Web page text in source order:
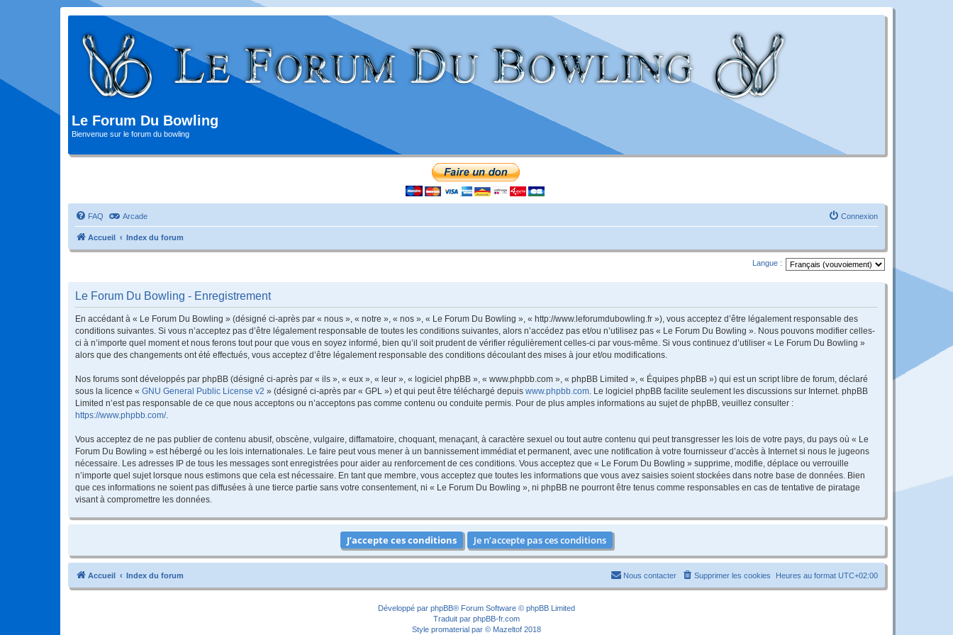
Le Forum Du Bowling
Bienvenue sur le forum du bowling
FAQ Arcade Connexion
Accueil Index du forum
Langue :
Le Forum Du Bowling - Enregistrement
En accédant à « Le Forum Du Bowling » (désigné ci-après par « nous », « notre », « nos », « Le Forum Du Bowling », « http://www.leforumdubowling.fr »), vous acceptez d’être légalement responsable des
conditions suivantes. Si vous n’acceptez pas d’être légalement responsable de toutes les conditions suivantes, alors n’accédez pas et/ou n’utilisez pas « Le Forum Du Bowling ». Nous pouvons modifier celles-
ci à n’importe quel moment et nous ferons tout pour que vous en soyez informé, bien qu’il soit prudent de vérifier régulièrement celles-ci par vous-même. Si vous continuez d’utiliser « Le Forum Du Bowling »
alors que des changements ont été effectués, vous acceptez d’être légalement responsable des conditions découlant des mises à jour et/ou modifications.
Nos forums sont développés par phpBB (désigné ci-après par « ils », « eux », « leur », « logiciel phpBB », « www.phpbb.com », « phpBB Limited », « Équipes phpBB ») qui est un script libre de forum, déclaré
sous la licence « GNU General Public License v2 » (désigné ci-après par « GPL ») et qui peut être téléchargé depuis www.phpbb.com. Le logiciel phpBB facilite seulement les discussions sur Internet. phpBB
Limited n’est pas responsable de ce que nous acceptons ou n’acceptons pas comme contenu ou conduite permis. Pour de plus amples informations au sujet de phpBB, veuillez consulter :
https://www.phpbb.com/.
Vous acceptez de ne pas publier de contenu abusif, obscène, vulgaire, diffamatoire, choquant, menaçant, à caractère sexuel ou tout autre contenu qui peut transgresser les lois de votre pays, du pays où « Le
Forum Du Bowling » est hébergé ou les lois internationales. Le faire peut vous mener à un bannissement immédiat et permanent, avec une notification à votre fournisseur d’accès à Internet si nous le jugeons
nécessaire. Les adresses IP de tous les messages sont enregistrées pour aider au renforcement de ces conditions. Vous acceptez que « Le Forum Du Bowling » supprime, modifie, déplace ou verrouille
n’importe quel sujet lorsque nous estimons que cela est nécessaire. En tant que membre, vous acceptez que toutes les informations que vous avez saisies soient stockées dans notre base de données. Bien
que ces informations ne soient pas diffusées à une tierce partie sans votre consentement, ni « Le Forum Du Bowling », ni phpBB ne pourront être tenus comme responsables en cas de tentative de piratage
visant à compromettre les données.
Accueil Index du forum Heures au format UTC+02:00
Supprimer les cookies
Nous contacter
Développé par phpBB® Forum Software © phpBB Limited
Traduit par phpBB-fr.com
Style promaterial par © Mazeltof 2018